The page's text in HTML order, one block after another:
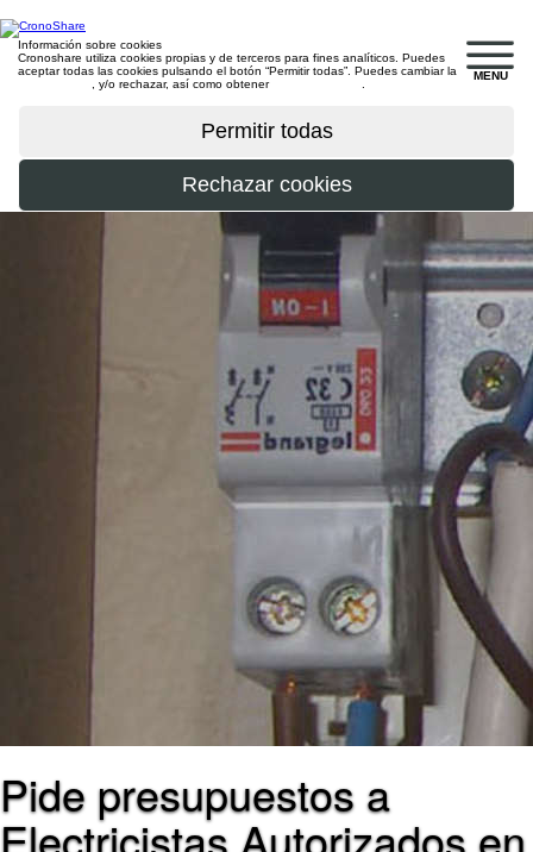
MENU
Información sobre cookies
Cronoshare utiliza cookies propias y de terceros para fines analíticos. Puedes
aceptar todas las cookies pulsando el botón “Permitir todas”. Puedes cambiar la
, y/o rechazar, así como obtener
Pide presupuestos a
Electricistas Autorizados en